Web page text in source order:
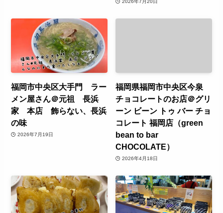
福岡市中央区大手門 ラー
メン屋さん＠元祖 長浜
家 本店 飾らない、長浜
の味
2026年7月19日
福岡県福岡市中央区今泉
チョコレートのお店＠グリ
ーン ビーン トゥ バー チョ
コレート 福岡店（green
bean to bar
CHOCOLATE）
2026年4月18日